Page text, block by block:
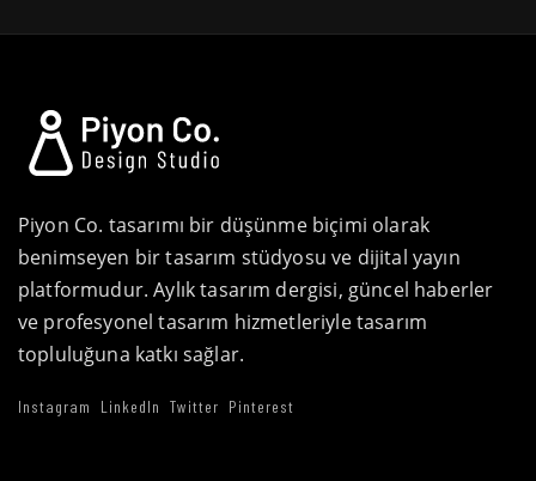
Piyon Co. tasarımı bir düşünme biçimi olarak
benimseyen bir tasarım stüdyosu ve dijital yayın
platformudur. Aylık tasarım dergisi, güncel haberler
ve profesyonel tasarım hizmetleriyle tasarım
topluluğuna katkı sağlar.
Instagram LinkedIn Twitter Pinterest